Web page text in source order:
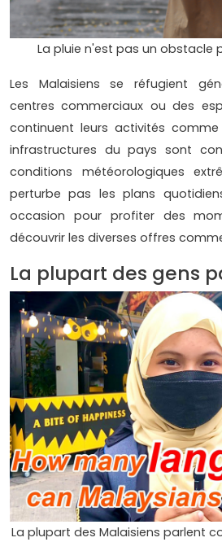
La pluie n'est pas un obstacle
Les Malaisiens se réfugient
centres commerciaux ou des
continuent leurs activités
infrastructures du pays sont
conditions météorologiques
perturbe pas les plans
occasion pour profiter des
découvrir les diverses offres
La plupart des gens
La plupart des Malaisiens parlent